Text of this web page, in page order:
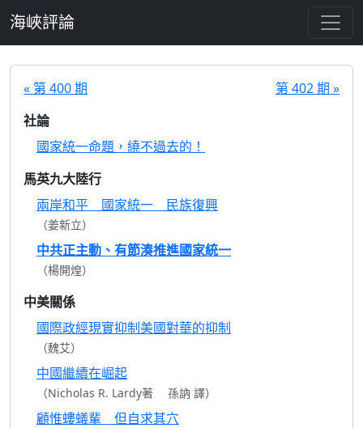
海峽評論
« 第 400 期
第 402 期 »
社論
國家統一命題，繞不過去的！
馬英九大陸行
兩岸和平 國家統一 民族復興
（姜新立）
中共正主動、有節湊推進國家統一
（楊開煌）
中美關係
國際政經現實抑制美國對華的抑制
（魏艾）
中國繼續在崛起
（Nicholas R. Lardy著 孫訥 譯）
顧惟螻蟻輩 但自求其穴